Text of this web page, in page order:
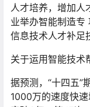
人才培养，增加人
业举办智能制造专
信息技术人才补足
关于运用智能技术
据预测，“十四五”
1000万的速度快